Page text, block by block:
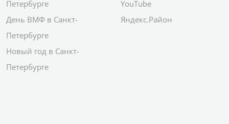
Петербурге
День ВМФ в Санкт-
Петербурге
Новый год в Санкт-
Петербурге
YouTube
Яндекс.Район